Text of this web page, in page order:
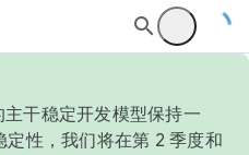
干稳定开发模型保持一
性，我们将在第 2 季度和